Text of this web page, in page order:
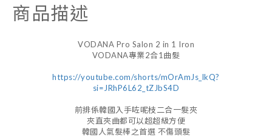
商品描述
VODANA Pro Salon 2 in 1 Iron
VODANA專業2合1曲髮
https://youtube.com/shorts/mOrAmJs_lkQ?
si=JRhP6L62_tZJbS4D
前排係韓國入手咗呢枝二合一髮夾
夾直夾曲都可以超超級方便
韓國人氣髮棒之首選 不傷頭髮